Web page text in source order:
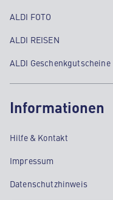
ALDI FOTO
ALDI REISEN
ALDI Geschenkgutscheine
Informationen
Hilfe & Kontakt
Impressum
Datenschutzhinweis